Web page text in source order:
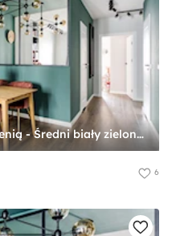
Salon z cegłą i butelkową zielenią - Średni biały zielony salon z jadalnią z bibiloteczką, styl nowoczesny - zdjęcie od Wydział Spraw Wewnętrznych
6